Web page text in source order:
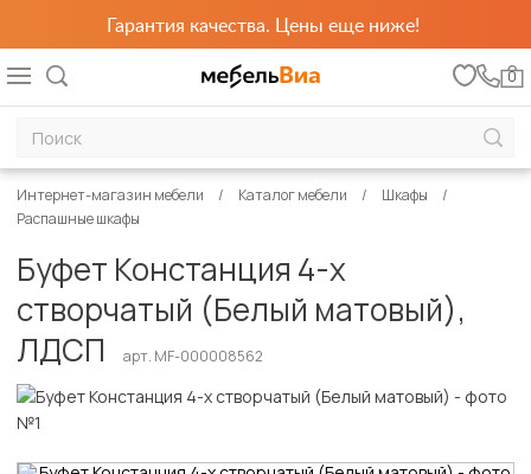
Гарантия качества. Цены еще ниже!
0
Интернет-магазин мебели Каталог мебели
Шкафы
Распашные шкафы
Буфет Констанция 4-х
створчатый (Белый матовый),
ЛДСП
арт. MF-000008562